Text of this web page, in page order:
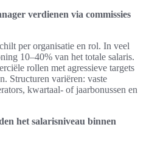
verdienen via commissies
per organisatie en rol. In veel
10–40% van het totale salaris.
rollen met agressieve targets
Structuren variëren: vaste
kwartaal- of jaarbonussen en
het salarisniveau binnen